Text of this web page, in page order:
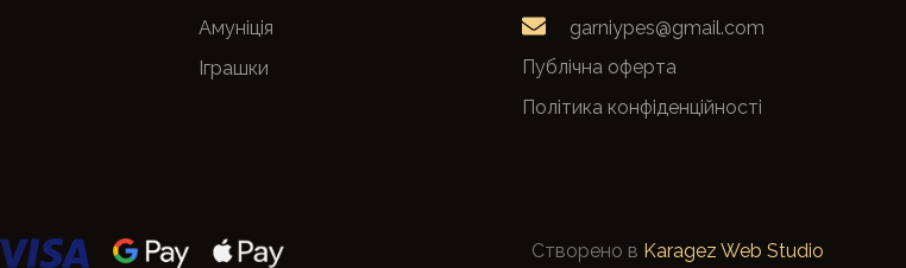
Амуніція
Іграшки
garniypes@gmail.com
Публічна оферта
Політика конфіденційності
Створено в Karagez Web Studio